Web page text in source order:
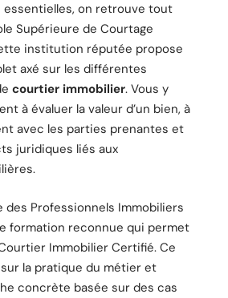
essentielles, on retrouve tout
Supérieure de Courtage
institution réputée propose
axé sur les différentes
courtier immobilier. Vous y
à évaluer la valeur d’un bien, à
avec les parties prenantes et
juridiques liés aux
des Professionnels Immobiliers
formation reconnue qui permet
Immobilier Certifié. Ce
la pratique du métier et
concrète basée sur des cas